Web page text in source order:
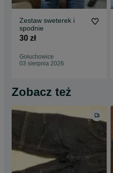
Zestaw sweterek i
spodnie
30 zł
Gołuchowice
03 sierpnia 2026
Zobacz też